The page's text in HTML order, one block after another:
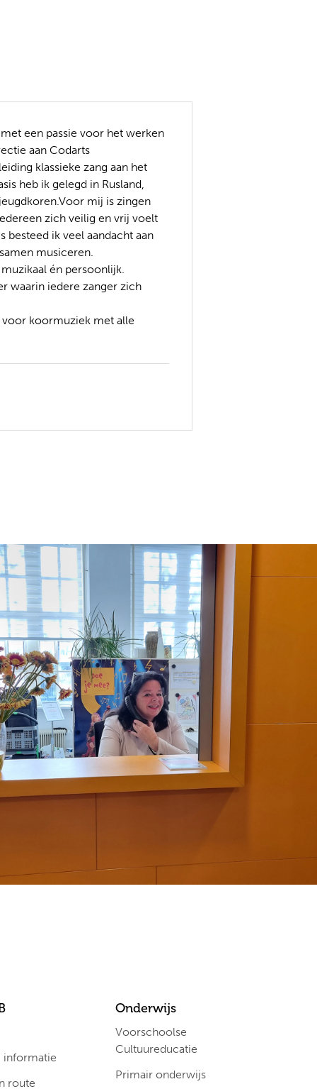
een passie voor het werken
aan Codarts
klassieke zang aan het
heb ik gelegd in Rusland,
mij is zingen
zich veilig en vrij voelt
ik veel aandacht aan
musiceren.
én persoonlijk.
waarin iedere zanger zich
koormuziek met alle
informatie
route
Onderwijs
Voorschoolse
Cultuureducatie
Primair onderwijs